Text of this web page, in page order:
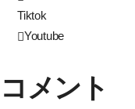
Tiktok
Youtube
コメント